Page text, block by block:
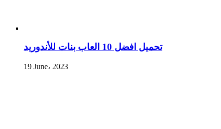
تحميل افضل 10 العاب بنات للأندوريد
19 June، 2023